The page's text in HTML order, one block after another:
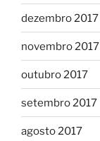
dezembro 2017
novembro 2017
outubro 2017
setembro 2017
agosto 2017